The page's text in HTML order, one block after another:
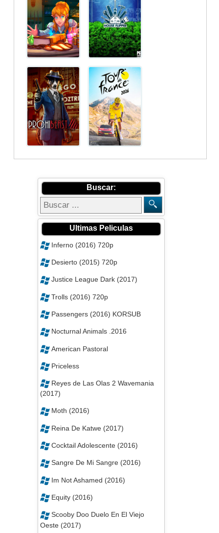
Buscar:
Ultimas Peliculas
Inferno (2016) 720p
Desierto (2015) 720p
Justice League Dark (2017)
Trolls (2016) 720p
Passengers (2016) KORSUB
Nocturnal Animals .2016
American Pastoral
Priceless
Reyes de Las Olas 2 Wavemania
(2017)
Moth (2016)
Reina De Katwe (2017)
Cocktail Adolescente (2016)
Sangre De Mi Sangre (2016)
Im Not Ashamed (2016)
Equity (2016)
Scooby Doo Duelo En El Viejo
Oeste (2017)